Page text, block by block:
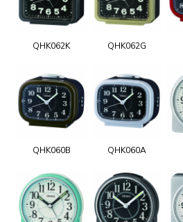
QHK062K QHK062G
QHK060B QHK060A